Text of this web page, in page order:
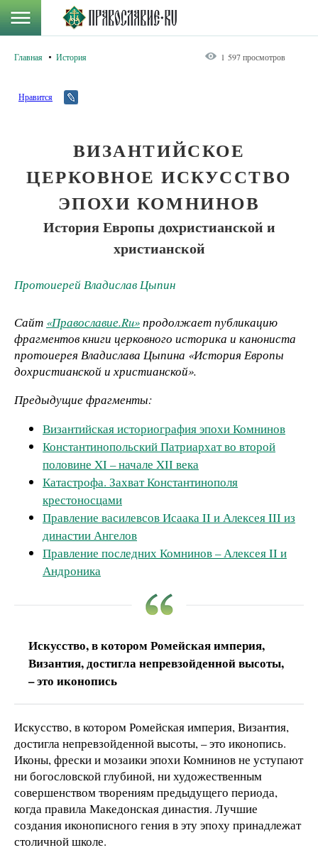
Главная История 1 597 просмотров
Нравится
ВИЗАНТИЙСКОЕ
ЦЕРКОВНОЕ ИСКУССТВО
ЭПОХИ КОМНИНОВ
История Европы дохристианской и
христианской
Протоиерей Владислав Цыпин
Сайт «Православие.Ru»продолжает публикацию
фрагментов книги церковного историка и канониста
протоиерея Владислава Цыпина «История Европы
дохристианской и христианской».
Предыдущие фрагменты:
Византийская историография эпохи Комнинов
Константинопольский Патриархат во второй
половине XI – начале XII века
Катастрофа. Захват Константинополя
крестоносцами
Правление василевсов Исаака II и Алексея III из
династии Ангелов
Правление последних Комнинов – Алексея II и
Андроника
Искусство, в котором Ромейская империя,
Византия, достигла непревзойденной высоты,
– это иконопись
Искусство, в котором Ромейская империя, Византия,
достигла непревзойденной высоты, – это иконопись.
Иконы, фрески и мозаики эпохи Комнинов не уступают
ни богословской глубиной, ни художественным
совершенством творениям предыдущего периода,
когда правила Македонская династия. Лучшие
создания иконописного гения в эту эпоху принадлежат
столичной школе.